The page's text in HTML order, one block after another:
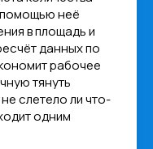
помощью неё
в площадь и
данных по
рабочее
тянуть
слетело ли что-
одним